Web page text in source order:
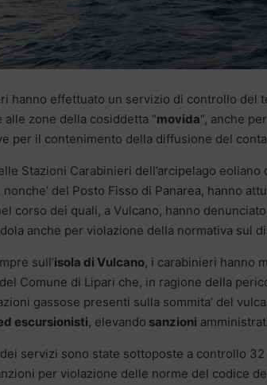
hanno effettuato un servizio di controllo del
alle zone della cosiddetta “movida“, anche
per il contenimento della diffusione del
Stazioni Carabinieri dell’arcipelago
del Posto Fisso di Panarea, hanno
corso dei quali, a Vulcano, hanno
anche per violazione della normativa sul
sull’isola di Vulcano, i carabinieri hanno
Comune di Lipari che, in ragione della
gassose presenti sulla sommita’ del
escursionisti, elevando sanzioni
servizi sono state sottoposte a controllo
per violazione delle norme del codice